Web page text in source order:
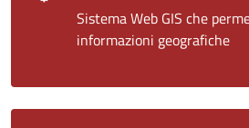
Sistema Web GIS che
informazioni geografiche